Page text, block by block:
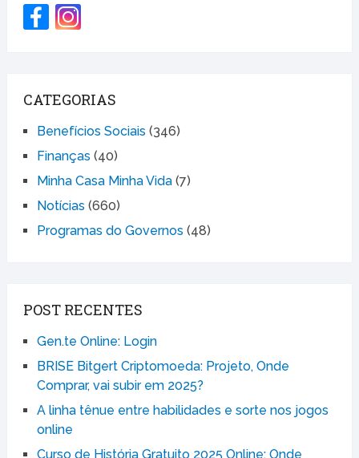
CATEGORIAS
Benefícios Sociais (346)
Finanças (40)
Minha Casa Minha Vida(7)
Notícias (660)
Programas do Governos (48)
POST RECENTES
Gen.te Online: Login
BRISE Bitgert Criptomoeda: Projeto, Onde
Comprar, vai subir em 2025?
A linha tênue entre habilidades e sorte nos jogos
online
Curso de História Gratuito 2025 Online: Onde